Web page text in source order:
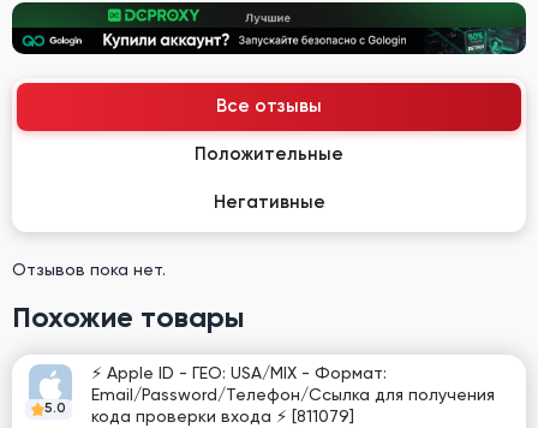
Все отзывы
Положительные
Негативные
Отзывов пока нет.
Похожие товары
5.0
⚡ Apple ID - ГЕО: USA/MIX - Формат:
Email/Password/Телефон/Ссылка для получения
кода проверки входа ⚡ [811079]